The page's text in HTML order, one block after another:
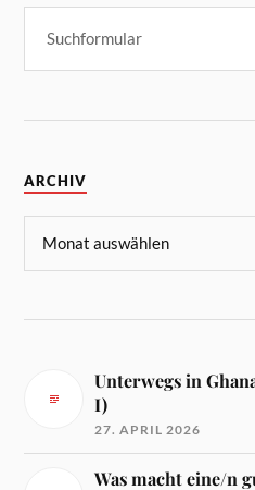
ARCHIV
Unterwegs in
I)
27. APRIL 2026
Was macht eine/n